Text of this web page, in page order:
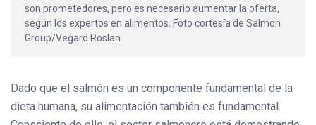
son prometedores, pero es necesario aumentar la oferta,
según los expertos en alimentos. Foto cortesía de Salmon
Group/Vegard Roslan.
Dado que el salmón es un componente fundamental de la
dieta humana, su alimentación también es fundamental.